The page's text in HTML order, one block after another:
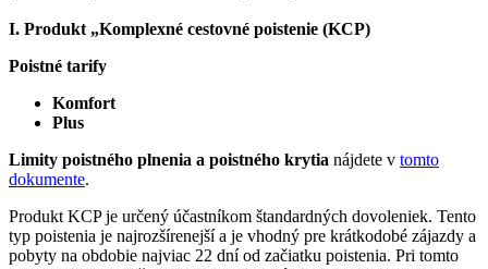
I. Produkt „Komplexné cestovné poistenie (KCP)
Poistné tarify
Komfort
Plus
Limity poistného plnenia a poistného krytia nájdete v tomto
dokumente.
Produkt KCP je určený účastníkom štandardných dovoleniek. Tento
typ poistenia je najrozšírenejší a je vhodný pre krátkodobé zájazdy a
pobyty na obdobie najviac 22 dní od začiatku poistenia. Pri tomto